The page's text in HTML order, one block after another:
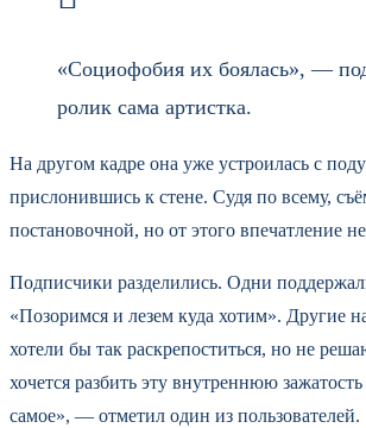
«Социофобия их боялась», —
ролик сама артистка.
На другом кадре она уже устроилась с
прислонившись к стене. Судя по всему,
постановочной, но от этого впечатление
Подписчики разделились. Одни
«Позоримся и лезем куда хотим». Другие
хотели бы так раскрепоститься, но не
хочется разбить эту внутреннюю
самое», — отметил один из пользователей.